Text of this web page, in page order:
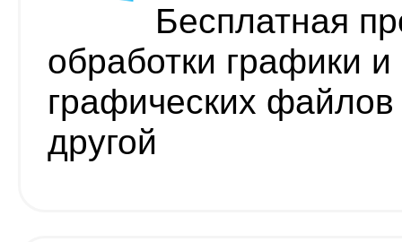
Бесплатная
обработки графики
графических
другой